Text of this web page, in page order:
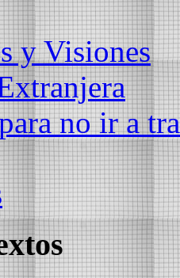
y Visiones
no ir a